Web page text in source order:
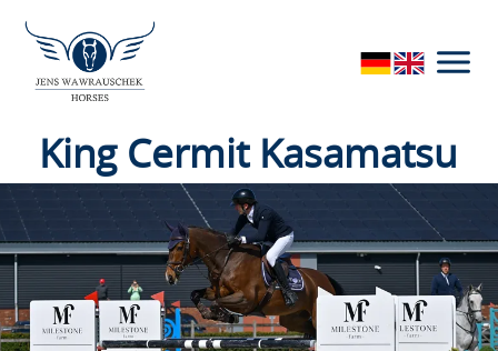
King Cermit Kasamatsu
verarbeitet werden. Drittstaaten weisen kein
entsprechendes Datenschutzniveau auf und es besteht
das Risiko eines Zugriffs durch lokale
Sicherheitsbehörden. Soweit Sie eine Einwilligung
erteilen, können Sie diese jederzeit mit Wirkung für die